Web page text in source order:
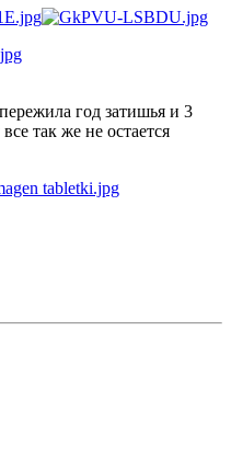
год затишья и 3
так же не остается